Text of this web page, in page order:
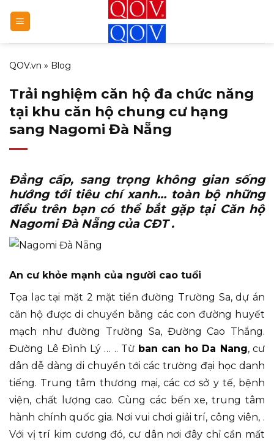
qua
nội
dung
QOV.vn » Blog
Trải nghiệm căn hộ đa chức năng
tại khu căn hộ chung cư hạng
sang Nagomi Đà Nẵng
Đẳng cấp, sang trọng không gian sống
hướng tới tiêu chí xanh… toàn bộ những
điều trên bạn có thể bắt gặp tại Căn hộ
Nagomi Đà Nẵngcủa CĐT .
An cư khỏe mạnh của người cao tuổi
Tọa lạc tại mặt 2 mặt tiền đường Trường Sa, dự án
căn hộ được di chuyển bằng các con đường huyết
mạch như đường Trường Sa, Đường Cao Thắng.
Đường Lê Đình Lý … .. Từ ban can ho Da Nang, cư
dân dễ dàng di chuyển tới các trường đại học danh
tiếng. Trung tâm thương mại, các cơ sở y tế, bệnh
viện, chất lượng cao. Cùng các bến xe, trung tâm
hành chính quốc gia. Nơi vui chơi giải trí, công viên, .
Với vị trí kim cương đó, cư dân nơi đây chỉ cần mất